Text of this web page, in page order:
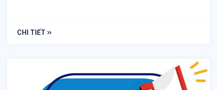
CHI TIẾT